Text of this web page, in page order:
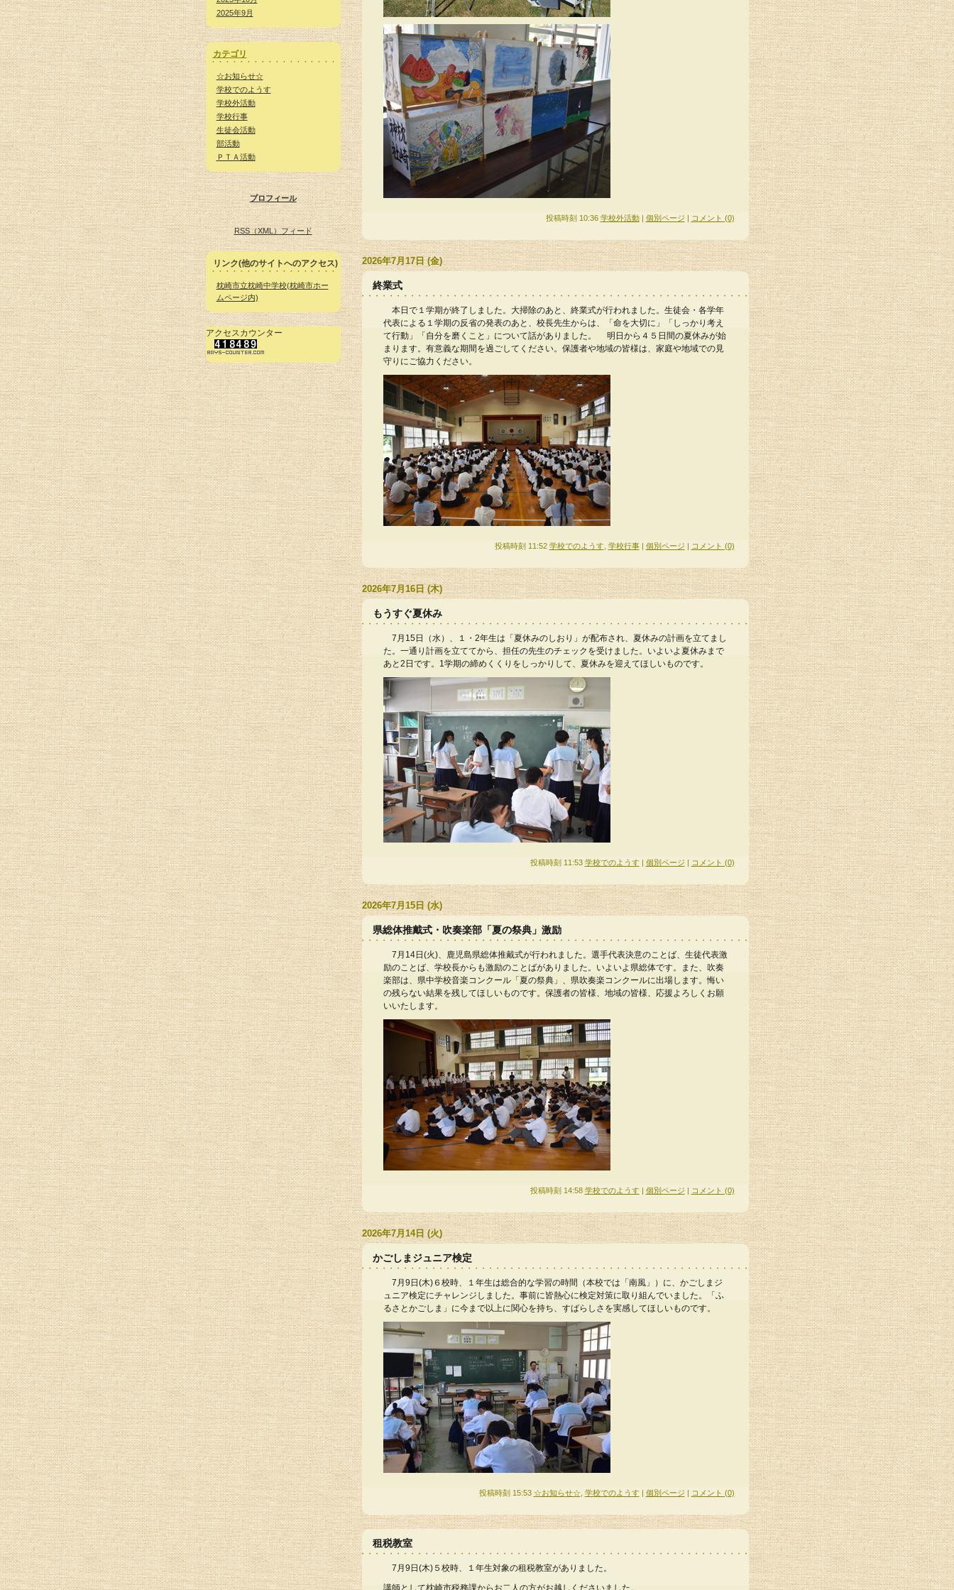
2025年9月
カテゴリ
☆お知らせ☆
学校でのようす
学校外活動
学校行事
生徒会活動
部活動
ＰＴＡ活動
プロフィール
RSS（XML）フィード
リンク(他のサイトへのアクセス)
枕崎市立枕崎中学校(枕崎市ホー
ムページ内)
アクセスカウンター
投稿時刻 10:36 学校外活動 | 個別ページ | コメント (0)
2026年7月17日 (金)
終業式
本日で１学期が終了しました。大掃除のあと、終業式が行われました。生徒会・各学年
代表による１学期の反省の発表のあと、校長先生からは、「命を大切に」「しっかり考え
て行動」「自分を磨くこと」について話がありました。 明日から４５日間の夏休みが始
まります。有意義な期間を過ごしてください。保護者や地域の皆様は、家庭や地域での見
守りにご協力ください。
投稿時刻 11:52 学校でのようす, 学校行事 | 個別ページ | コメント (0)
2026年7月16日 (木)
もうすぐ夏休み
7月15日（水）、１・2年生は「夏休みのしおり」が配布され、夏休みの計画を立てまし
た。一通り計画を立ててから、担任の先生のチェックを受けました。いよいよ夏休みまで
あと2日です。1学期の締めくくりをしっかりして、夏休みを迎えてほしいものです。
投稿時刻 11:53 学校でのようす | 個別ページ | コメント (0)
2026年7月15日 (水)
県総体推戴式・吹奏楽部「夏の祭典」激励
7月14日(火)、鹿児島県総体推戴式が行われました。選手代表決意のことば、生徒代表激
励のことば、学校長からも激励のことばがありました。いよいよ県総体です。また、吹奏
楽部は、県中学校音楽コンクール「夏の祭典」、県吹奏楽コンクールに出場します。悔い
の残らない結果を残してほしいものです。保護者の皆様、地域の皆様、応援よろしくお願
いいたします。
投稿時刻 14:58 学校でのようす | 個別ページ | コメント (0)
2026年7月14日 (火)
かごしまジュニア検定
7月9日(木)６校時、１年生は総合的な学習の時間（本校では「南風」）に、かごしまジ
ュニア検定にチャレンジしました。事前に皆熱心に検定対策に取り組んでいました。「ふ
るさとかごしま」に今まで以上に関心を持ち、すばらしさを実感してほしいものです。
投稿時刻 15:53 ☆お知らせ☆ 学校でのようす | 個別ページ | コメント (0)
租税教室
7月9日(木)５校時、１年生対象の租税教室がありました。
講師として枕崎市税務課からお二人の方がお越しくださいました。